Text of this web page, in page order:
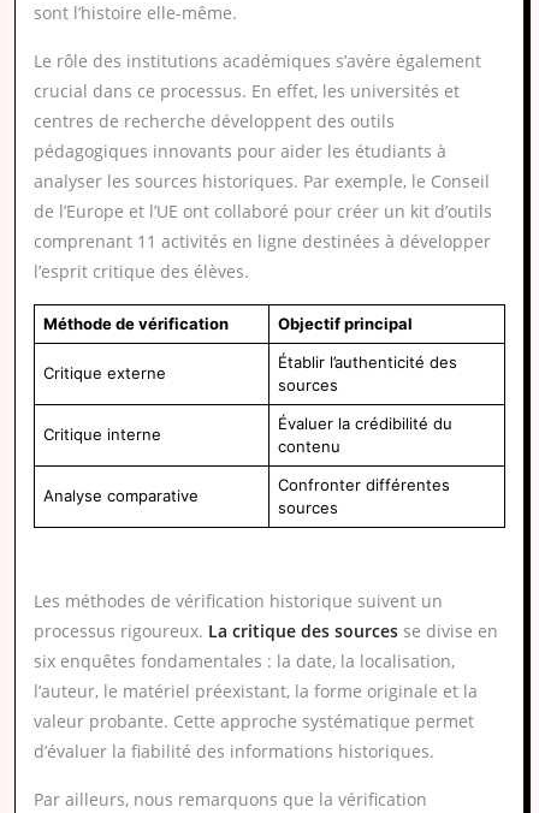
sont l’histoire elle-même.
Le rôle des institutions académiques s’avère également
crucial dans ce processus. En effet, les universités et
centres de recherche développent des outils
pédagogiques innovants pour aider les étudiants à
analyser les sources historiques. Par exemple, le Conseil
de l’Europe et l’UE ont collaboré pour créer un kit d’outils
comprenant 11 activités en ligne destinées à développer
l’esprit critique des élèves.
Méthode de vérification Objectif principal
Critique externe
Établir l’authenticité des
sources
Critique interne
Évaluer la crédibilité du
contenu
Analyse comparative
Confronter différentes
sources
Les méthodes de vérification historique suivent un
processus rigoureux. La critique des sources se divise en
six enquêtes fondamentales : la date, la localisation,
l’auteur, le matériel préexistant, la forme originale et la
valeur probante. Cette approche systématique permet
d’évaluer la fiabilité des informations historiques.
Par ailleurs, nous remarquons que la vérification